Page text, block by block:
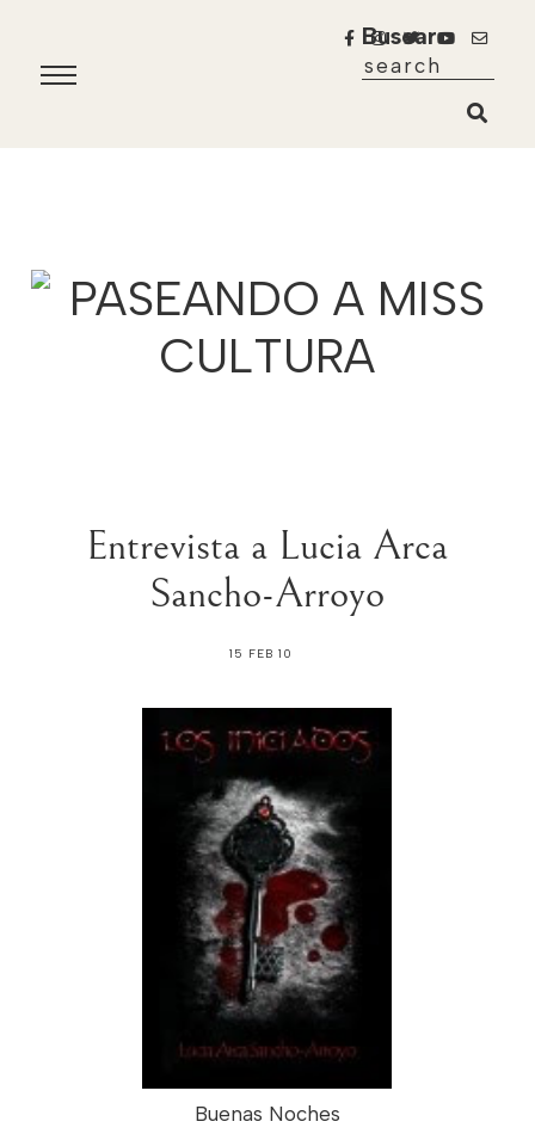
Buscar
Entrevista a Lucia Arca
Sancho-Arroyo
15 FEB 10
Buenas Noches